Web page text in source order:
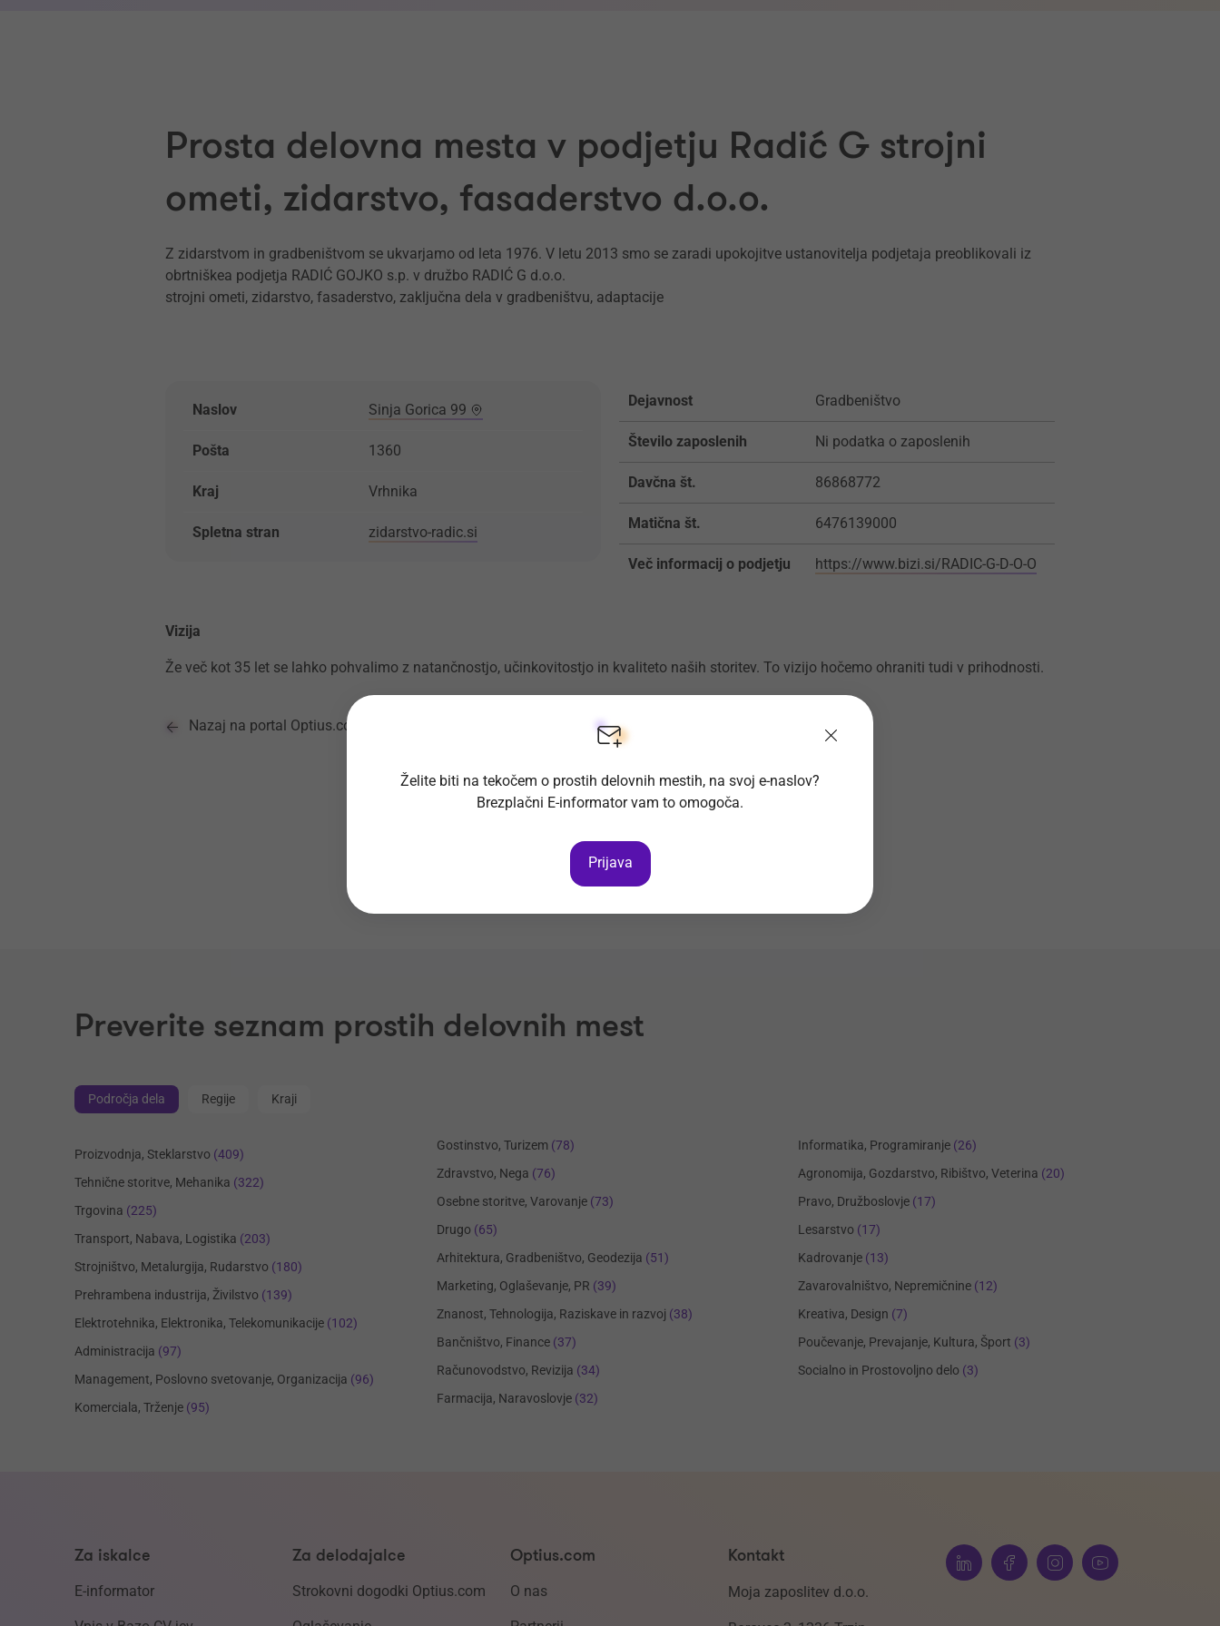
Prosta delovna mesta v podjetju Radić G strojni
ometi, zidarstvo, fasaderstvo d.o.o.
Z zidarstvom in gradbeništvom se ukvarjamo od leta 1976. V letu 2013 smo se zaradi upokojitve ustanovitelja podjetaja preoblikovali iz
obrtniškea podjetja RADIĆ GOJKO s.p. v družbo RADIĆ G d.o.o.
strojni ometi, zidarstvo, fasaderstvo, zaključna dela v gradbeništvu, adaptacije
Naslov Sinja Gorica 99
Pošta 1360
Kraj Vrhnika
Spletna stran zidarstvo-radic.si
Dejavnost Gradbeništvo
Število zaposlenih Ni podatka o zaposlenih
Davčna št. 86868772
Matična št. 6476139000
Več informacij o podjetju https://www.bizi.si/RADIC-G-D-O-O
Vizija
Že več kot 35 let se lahko pohvalimo z natančnostjo, učinkovitostjo in kvaliteto naših storitev. To vizijo hočemo ohraniti tudi v prihodnosti.
Nazaj na portal Optius.com
Preverite seznam prostih delovnih mest
Področja dela Regije Kraji
Proizvodnja, Steklarstvo (409)
Tehnične storitve, Mehanika (322)
Trgovina (225)
Transport, Nabava, Logistika (203)
Strojništvo, Metalurgija, Rudarstvo (180)
Prehrambena industrija, Živilstvo (139)
Elektrotehnika, Elektronika, Telekomunikacije (102)
Administracija (97)
Management, Poslovno svetovanje, Organizacija (96)
Komerciala, Trženje (95)
Gostinstvo, Turizem (78)
Zdravstvo, Nega (76)
Osebne storitve, Varovanje (73)
Drugo (65)
Arhitektura, Gradbeništvo, Geodezija (51)
Marketing, Oglaševanje, PR (39)
Znanost, Tehnologija, Raziskave in razvoj (38)
Bančništvo, Finance (37)
Računovodstvo, Revizija (34)
Farmacija, Naravoslovje (32)
Informatika, Programiranje (26)
Agronomija, Gozdarstvo, Ribištvo, Veterina (20)
Pravo, Družboslovje (17)
Lesarstvo (17)
Kadrovanje (13)
Zavarovalništvo, Nepremičnine (12)
Kreativa, Design (7)
Poučevanje, Prevajanje, Kultura, Šport (3)
Socialno in Prostovoljno delo (3)
Za iskalce
E-informator
Za delodajalce
Strokovni dogodki Optius.com
Optius.com
O nas
Kontakt
Moja zaposlitev d.o.o.
Želite biti na tekočem o prostih delovnih mestih, na svoj e-naslov?
Brezplačni E-informator vam to omogoča.
Prijava